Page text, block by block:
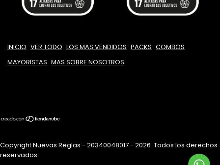
INICIO VER TODO LOS MAS VENDIDOS PACKS COMBOS
MAYORISTAS MAS SOBRE NOSOTROS
Copyright Nuevas Reglas - 20340048017 - 2026. Todos los derechos
reservados.